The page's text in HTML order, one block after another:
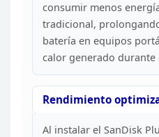
consumir menos
tradicional,
batería en equipos
calor generado durante
Rendimiento
Al instalar el SanDisk